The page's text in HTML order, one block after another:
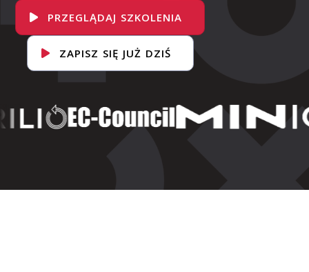
PRZEGLĄDAJ SZKOLENIA
ZAPISZ SIĘ JUŻ DZIŚ